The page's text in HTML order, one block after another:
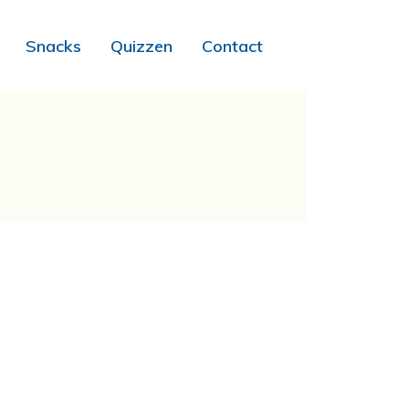
Snacks Quizzen Contact